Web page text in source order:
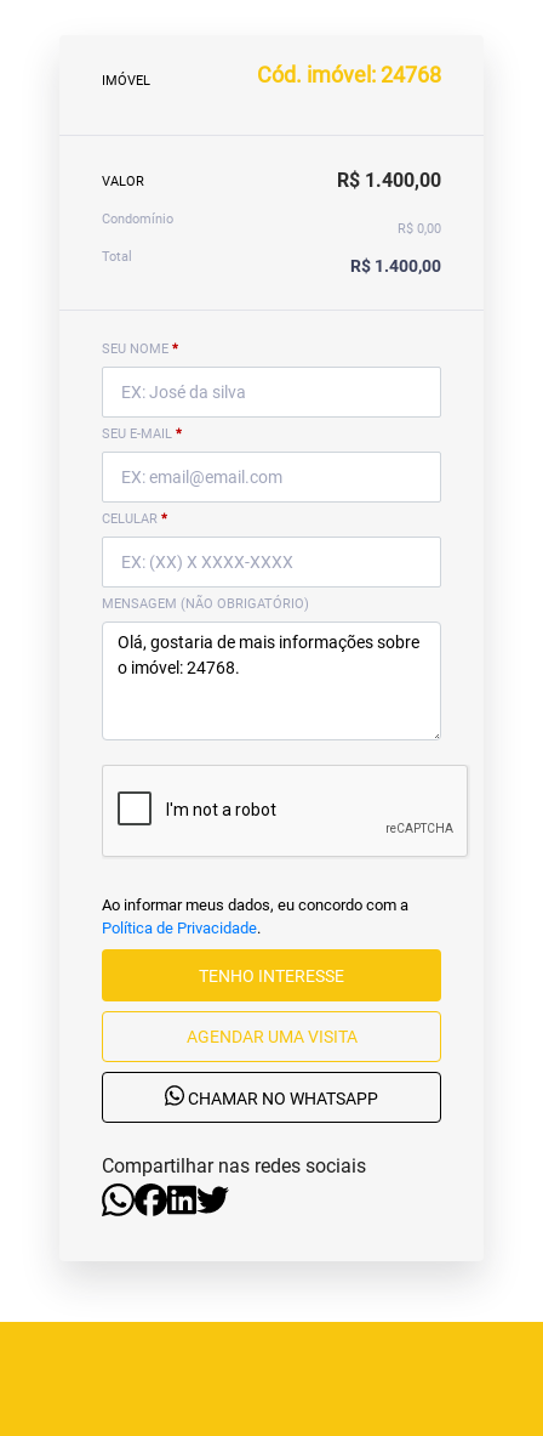
IMÓVEL Cód. imóvel: 24768
VALOR R$ 1.400,00
Condomínio
R$ 0,00
Total
R$ 1.400,00
SEU NOME *
SEU E-MAIL *
CELULAR *
MENSAGEM (NÃO OBRIGATÓRIO)
Ao informar meus dados, eu concordo com a
Política de Privacidade.
TENHO INTERESSE
AGENDAR UMA VISITA
CHAMAR NO WHATSAPP
Compartilhar nas redes sociais